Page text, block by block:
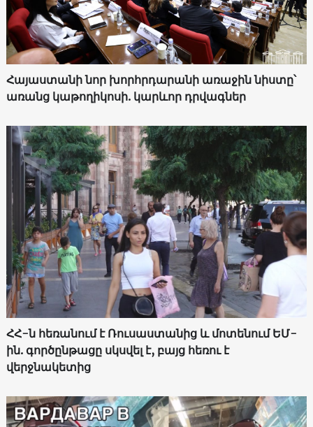
Հայաստանի նոր խորհրդարանի առաջին նիստը՝
առանց կաթողիկոսի. կարևոր դրվագներ
ՀՀ-ն հեռանում է Ռուսաստանից և մոտենում ԵՄ-
ին. գործընթացը սկսվել է, բայց հեռու է
վերջնակետից